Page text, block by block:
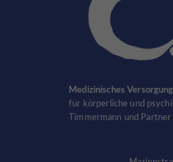
Medizinisches
für körperliche und
Timmermann und Partner